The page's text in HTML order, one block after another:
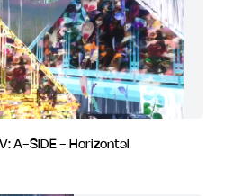
A-SIDE - Horizontal